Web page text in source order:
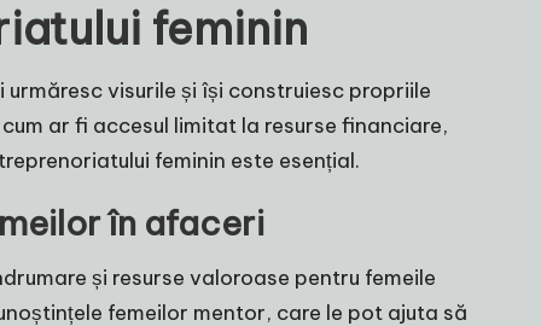
feminin
visurile și își construiesc propriile
ar fi accesul limitat la resurse financiare,
feminin este esențial.
în afaceri
și resurse valoroase pentru femeile
femeilor mentor, care le pot ajuta să